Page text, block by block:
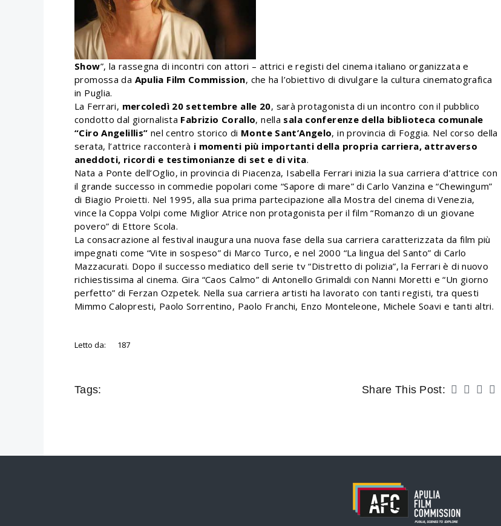
Show”, la rassegna di incontri con attori – attrici e registi del cinema italiano organizzata e
promossa da Apulia Film Commission, che ha l’obiettivo di divulgare la cultura cinematografica
in Puglia.
La Ferrari, mercoledì 20 settembre alle 20, sarà protagonista di un incontro con il pubblico
condotto dal giornalista Fabrizio Corallo, nella sala conferenze della biblioteca comunale
“Ciro Angelillis” nel centro storico di Monte Sant’Angelo, in provincia di Foggia. Nel corso della
serata, l’attrice racconterà i momenti più importanti della propria carriera, attraverso
aneddoti, ricordi e testimonianze di set e di vita.
Nata a Ponte dell’Oglio, in provincia di Piacenza, Isabella Ferrari inizia la sua carriera d’attrice con
il grande successo in commedie popolari come “Sapore di mare” di Carlo Vanzina e “Chewingum”
di Biagio Proietti. Nel 1995, alla sua prima partecipazione alla Mostra del cinema di Venezia,
vince la Coppa Volpi come Miglior Atrice non protagonista per il film “Romanzo di un giovane
povero” di Ettore Scola.
La consacrazione al festival inaugura una nuova fase della sua carriera caratterizzata da film più
impegnati come “Vite in sospeso” di Marco Turco, e nel 2000 “La lingua del Santo” di Carlo
Mazzacurati. Dopo il successo mediatico dell serie tv “Distretto di polizia”, la Ferrari è di nuovo
richiestissima al cinema. Gira “Caos Calmo” di Antonello Grimaldi con Nanni Moretti e “Un giorno
perfetto” di Ferzan Ozpetek. Nella sua carriera artisti ha lavorato con tanti registi, tra questi
Mimmo Calopresti, Paolo Sorrentino, Paolo Franchi, Enzo Monteleone, Michele Soavi e tanti altri.
Letto da: 187
Tags: Share This Post: